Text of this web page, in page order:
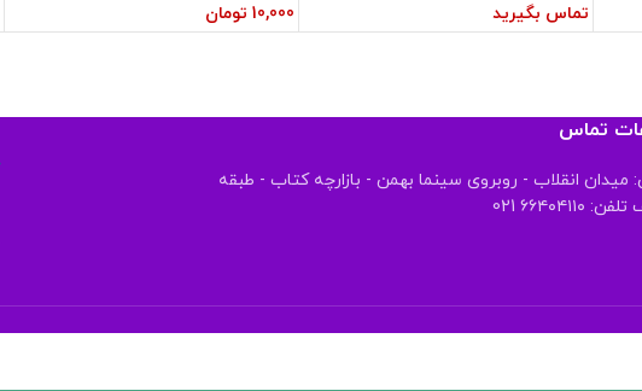
تماس بگیرید 10,000 تومان
تماس
میدان انقلاب - روبروی سینما بهمن - بازارچه کتاب - طبقه
021